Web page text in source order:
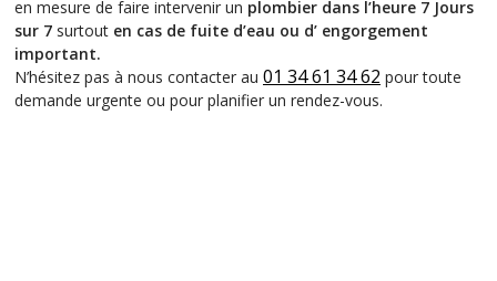
en mesure de faire intervenir un plombier dans l’heure 7 Jours
sur 7 surtout en cas de fuite d’eau ou d’ engorgement
important.
N’hésitez pas à nous contacter au 01 34 61 34 62 pour toute
demande urgente ou pour planifier un rendez-vous.